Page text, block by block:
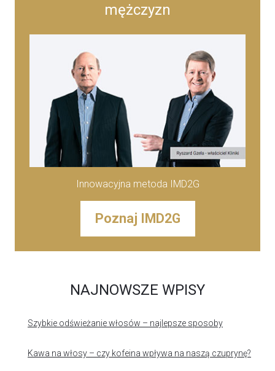
mężczyzn
Innowacyjna metoda IMD2G
Poznaj IMD2G
NAJNOWSZE WPISY
Szybkie odświeżanie włosów – najlepsze sposoby
Kawa na włosy – czy kofeina wpływa na naszą czuprynę?